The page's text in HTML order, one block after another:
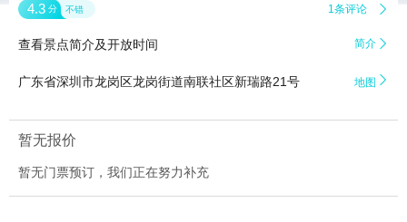
4.3 分 不错 1条评论 
查看景点简介及开放时间 简介 
广东省深圳市龙岗区龙岗街道南联社区新瑞路21号 地图 
暂无报价
暂无门票预订，我们正在努力补充